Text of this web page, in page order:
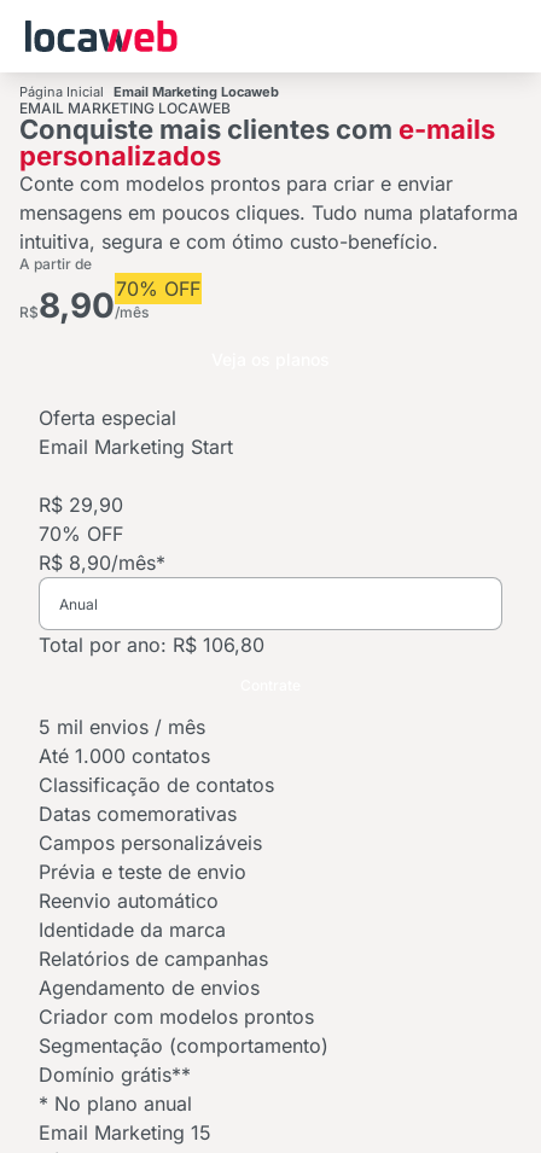
Página Inicial Email Marketing Locaweb
EMAIL MARKETING LOCAWEB
Conquiste mais clientes com e-mails
personalizados
Conte com modelos prontos para criar e enviar
mensagens em poucos cliques. Tudo numa plataforma
intuitiva, segura e com ótimo custo-benefício.
A partir de
R$8,9070% OFF
/mês
Oferta especial
Email Marketing Start
R$ 29,90
70% OFF
R$ 8,90/mês*
Total por ano: R$ 106,80
5 mil envios / mês
Até 1.000 contatos
Classificação de contatos
Datas comemorativas
Campos personalizáveis
Prévia e teste de envio
Reenvio automático
Identidade da marca
Relatórios de campanhas
Agendamento de envios
Criador com modelos prontos
Segmentação (comportamento)
Domínio grátis**
* No plano anual
Email Marketing 15